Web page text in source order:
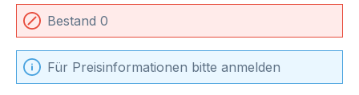
Bestand 0
Für Preisinformationen bitte anmelden